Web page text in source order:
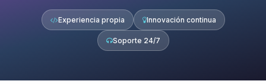
Experiencia propia Innovación continua
Soporte 24/7